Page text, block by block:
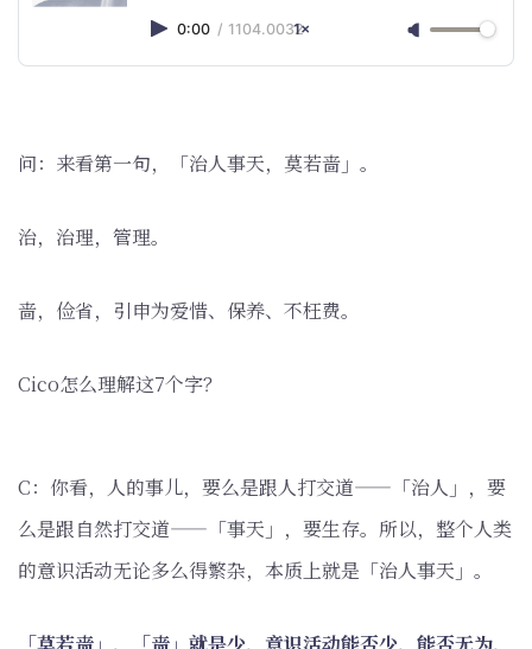
0:00 / 1104.0032
1×
问：来看第一句，「治人事天，莫若啬」。
治，治理，管理。
啬，俭省，引申为爱惜、保养、不枉费。
Cico怎么理解这7个字？
C：你看，人的事儿，要么是跟人打交道——「治人」，要
么是跟自然打交道——「事天」，要生存。所以，整个人类
的意识活动无论多么得繁杂，本质上就是「治人事天」。
「莫若啬」，「啬」就是少，意识活动能否少，能否无为，